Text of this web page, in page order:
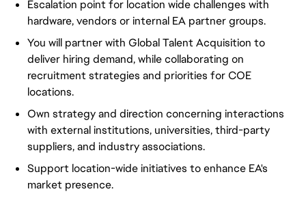
Escalation point for location wide challenges with
hardware, vendors or internal EA partner groups.
You will partner with Global Talent Acquisition to
deliver hiring demand, while collaborating on
recruitment strategies and priorities for COE
locations.
Own strategy and direction concerning interactions
with external institutions, universities, third-party
suppliers, and industry associations.
Support location-wide initiatives to enhance EA's
market presence.